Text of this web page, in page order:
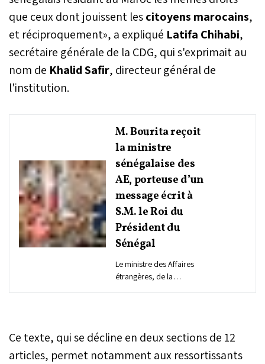
que ceux dont jouissent lescitoyens marocains,
et réciproquement», a expliqué Latifa Chihabi,
secrétaire générale de la CDG, qui s'exprimait au
nom de Khalid Safir, directeur général de
l'institution.
M. Bourita reçoit
la ministre
sénégalaise des
AE, porteuse d’un
message écrit à
S.M. le Roi du
Président du
Sénégal
Le ministre des Affaires
étrangères, de la
Rabat, la ministre
sénégalaise de
Ce texte, qui se décline en deux sections de 12
articles, permet notamment aux ressortissants